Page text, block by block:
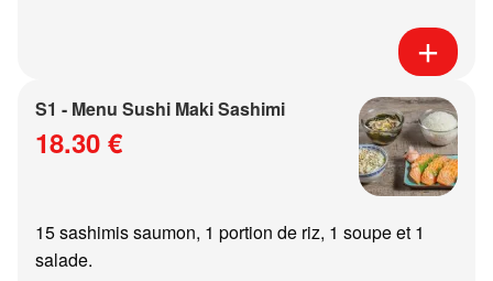
S1 - Menu Sushi Maki Sashimi
18.30 €
15 sashimis saumon, 1 portion de riz, 1 soupe et 1
salade.